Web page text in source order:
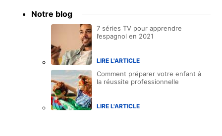
Notre blog
7 séries TV pour apprendre
l’espagnol en 2021
LIRE L'ARTICLE
Comment préparer votre enfant à
la réussite professionnelle
LIRE L'ARTICLE